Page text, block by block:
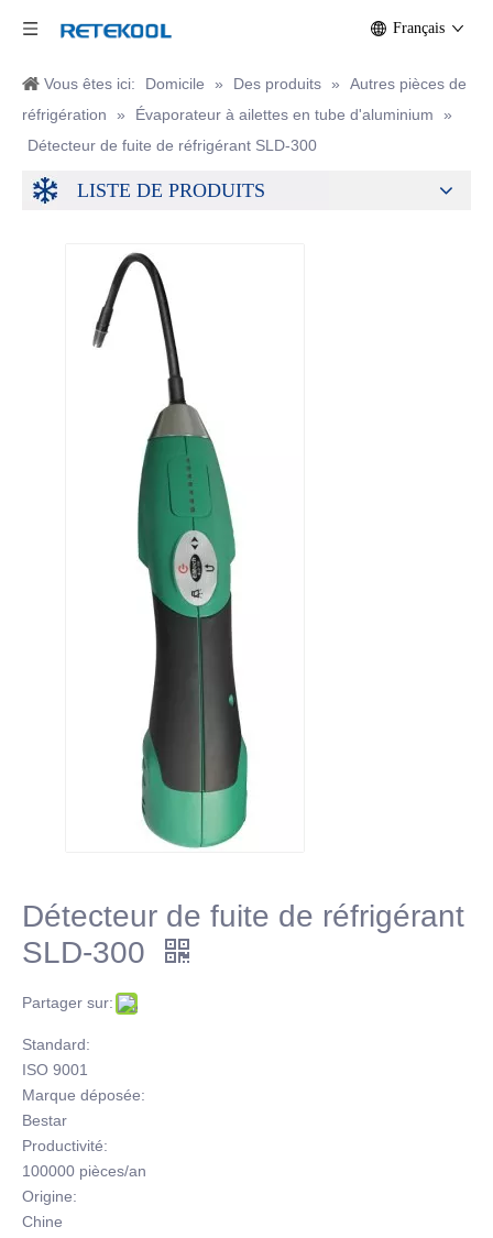
Français
Vous êtes ici: Domicile » Des produits »
Autres pièces de
réfrigération
» Évaporateur à ailettes en tube d'aluminium
»
Détecteur de fuite de réfrigérant SLD-300
LISTE DE PRODUITS
Détecteur de fuite de réfrigérant
SLD-300
Partager sur:
Standard:
ISO 9001
Marque déposée:
Bestar
Productivité:
100000 pièces/an
Origine:
Chine